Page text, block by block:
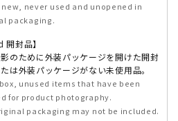
new, never used and unopened in
packaging.
開封品】
のために外装パッケージを開けた開封
は外装パッケージがない未使用品。
unused items that have been
for product photography.
packaging may not be included.